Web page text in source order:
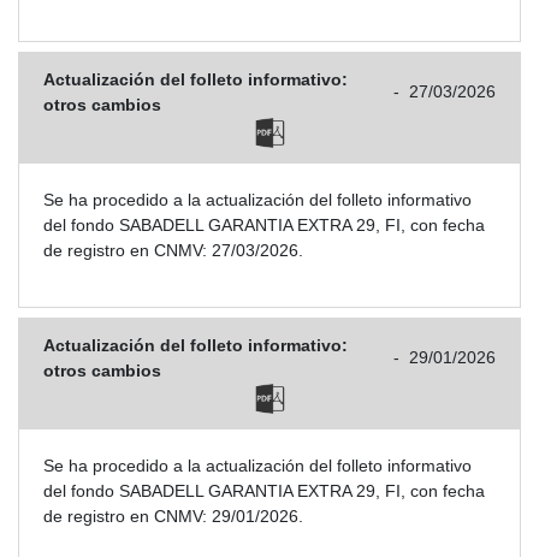
Actualización del folleto informativo:
otros cambios
- 27/03/2026
Se ha procedido a la actualización del folleto informativo
del fondo SABADELL GARANTIA EXTRA 29, FI, con fecha
de registro en CNMV: 27/03/2026.
Actualización del folleto informativo:
otros cambios
- 29/01/2026
Se ha procedido a la actualización del folleto informativo
del fondo SABADELL GARANTIA EXTRA 29, FI, con fecha
de registro en CNMV: 29/01/2026.